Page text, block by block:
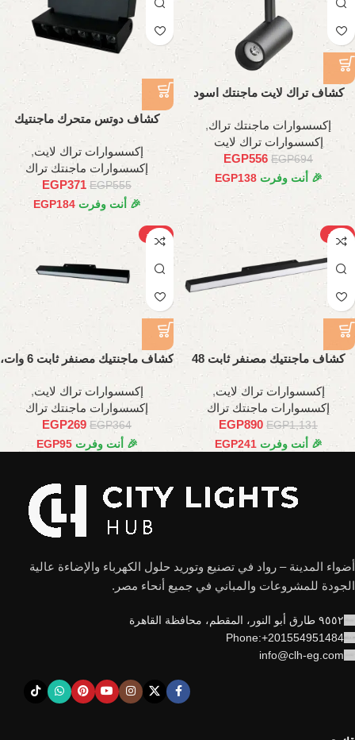
كشاف تراك لايت ماجنتك اسود
اسطواني, 10وات
إكسسوارات ماجنتك تراك,
إكسسوارات تراك لايت
EGP694
EGP556
🎉 أنت وفرت EGP138
كشاف دوتس متحرك ماجنتيك
إكسسوارات تراك لايت,
إكسسوارات ماجنتك تراك
EGP555
EGP371
🎉 أنت وفرت EGP184
-21%
كشاف ماجنتيك مصنفر ثابت 48
وات، 120 سم
إكسسوارات تراك لايت,
إكسسوارات ماجنتك تراك
EGP1,131
EGP890
🎉 أنت وفرت EGP241
-26%
كشاف ماجنتيك مصنفر ثابت 6 وات،
11 سم
إكسسوارات تراك لايت,
إكسسوارات ماجنتك تراك
EGP364
EGP269
🎉 أنت وفرت EGP95
أضواء المدينة – رواد في تصنيع وتوريد حلول الكهرباء والإضاءة عالية
الجودة للمشروعات والمباني في جميع أنحاء مصر.
٩٥٥٢ طارق أبو النور، المقطم، محافظة القاهرة
Phone:+201554951484
info@clh-eg.com